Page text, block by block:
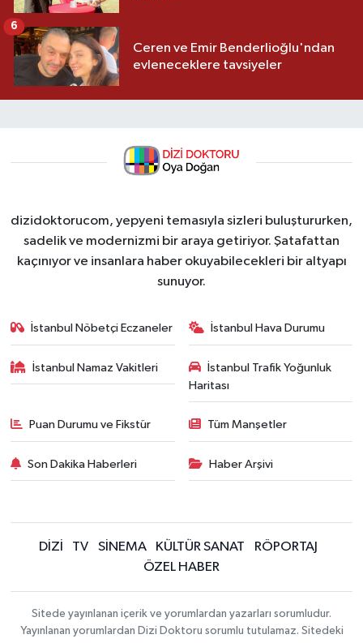
Ceren ve Emir Benderlioğlu'ndan
evleneceklere tavsiyeler
6
dizidoktorucom, yepyeni temasıyla sizleri buluştururken,
sadelik ve modernizmi bir araya getiriyor. Şatafattan
kaçınıyor ve insanlara haber okuyabilecekleri bir altyapı
sunuyor.
İstanbul Nöbetçi Eczaneler İstanbul Hava Durumu
İstanbul Namaz Vakitleri
İstanbul Trafik Yoğunluk
Haritası
Puan Durumu ve Fikstür Tüm Manşetler
Son Dakika Haberleri Haber Arşivi
DİZİ TV SİNEMA KÜLTÜR SANAT
RÖPORTAJ
ÖZEL HABER
Sitede yayınlanan içerik ve yorumlardan yazarları sorumludur.
Yayınlanan yorumlardan Dizi Doktoru sorumlu tutulamaz. Sitedeki